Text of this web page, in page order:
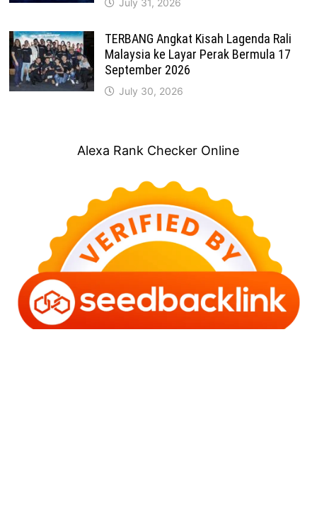
July 31, 2026
TERBANG Angkat Kisah Lagenda Rali
Malaysia ke Layar Perak Bermula 17
September 2026
July 30, 2026
Alexa Rank Checker Online